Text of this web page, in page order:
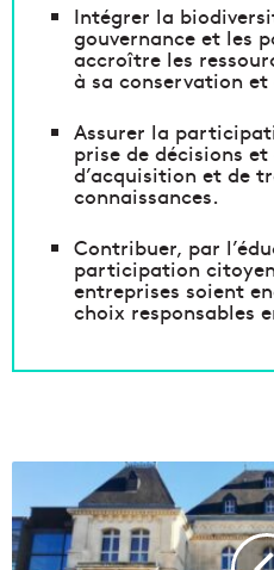
Intégrer la
gouvernance et les
accroître les
à sa conservation
Assurer la
prise de décisions et
d’acquisition et de
connaissances.
Contribuer, par
participation
entreprises soient
choix responsables
u
t